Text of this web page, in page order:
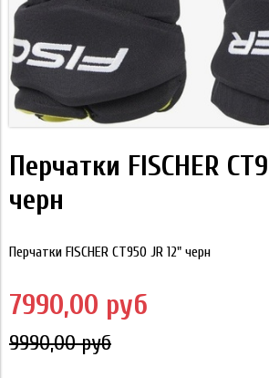
Перчатки FISCHER
черн
Перчатки FISCHER CT950 JR 12" черн
7990,00 руб
9990,00 руб